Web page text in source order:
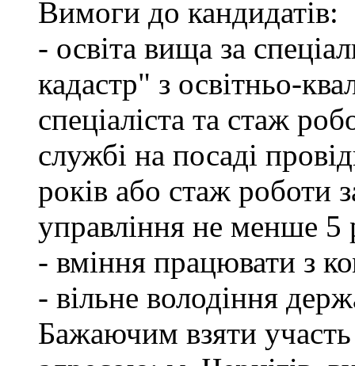
Вимоги до кандидатів:
- освіта вища за
кадастр" з освітньо-
спеціаліста та стаж
службі на посаді
років або стаж роботи
управління не менше 5
- вміння працювати з
- вільне володіння
Бажаючим взяти участь